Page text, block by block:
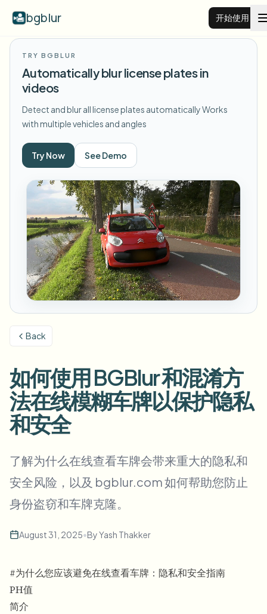
bgblur 开始使用
示例
浏览完整示例库
模糊人脸
模糊车牌
模糊背景
模糊任何内容
GDPR合规模糊
街头采访模糊
功能
View all features
Browse every blur tool in one place
模糊车牌
模糊人脸
AI Video Object Remover
在线模糊照片中的人脸
人脸匿名化
语音匿名处理器
视频智能
企业
学校与教育
校园摄像头、讲座和地区批量隐私
媒体与娱乐
试映、发布和合规
零售与电商
医疗
诊所和面向患者的视频管理
公共部门
FOIA、安全披露和编辑
批量人脸匿名化
大批量、保留期和SLA
批量车牌模糊
模糊任何内容
资源
常见问题
博客
Whitepapers
工具
分类
产品
Choose language
TRY BGBLUR
Automatically blur license plates in
videos
Detect and blur all license plates automaticallyWorks
with multiple vehicles and angles
Try Now See Demo
Back
如何使用 BGBlur 和混淆方
法在线模糊车牌以保护隐私
和安全
了解为什么在线查看车牌会带来重大的隐私和
安全风险，以及 bgblur.com 如何帮助您防止
身份盗窃和车牌克隆。
August 31, 2025•ByYash Thakker
#为什么您应该避免在线查看车牌：隐私和安全指南
PH值
简介